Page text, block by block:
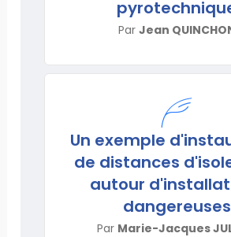
Par Jean
Un exemple
de distances
autour
dangereuses
Par Marie-Jacques